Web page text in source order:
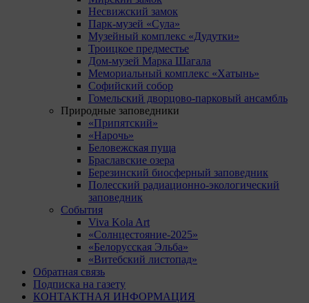
Несвижский замок
Парк-музей «Сула»
Музейный комплекс «Дудутки»
Троицкое предместье
Дом-музей Марка Шагала
Мемориальный комплекс «Хатынь»
Софийский собор
Гомельский дворцово-парковый ансамбль
Природные заповедники
«Припятский»
«Нарочь»
Беловежская пуща
Браславские озера
Березинский биосферный заповедник
Полесский радиационно-экологический
заповедник
События
Viva Kola Art
«Солнцестояние-2025»
«Белорусская Эльба»
«Витебский листопад»
Обратная связь
Подписка на газету
КОНТАКТНАЯ ИНФОРМАЦИЯ